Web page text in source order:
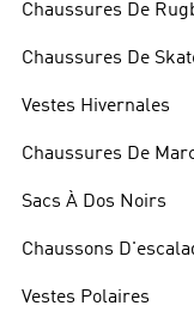
Chaussures De
Chaussures De
Vestes Hivernales
Chaussures De
Sacs À Dos Noirs
Chaussons
Vestes Polaires